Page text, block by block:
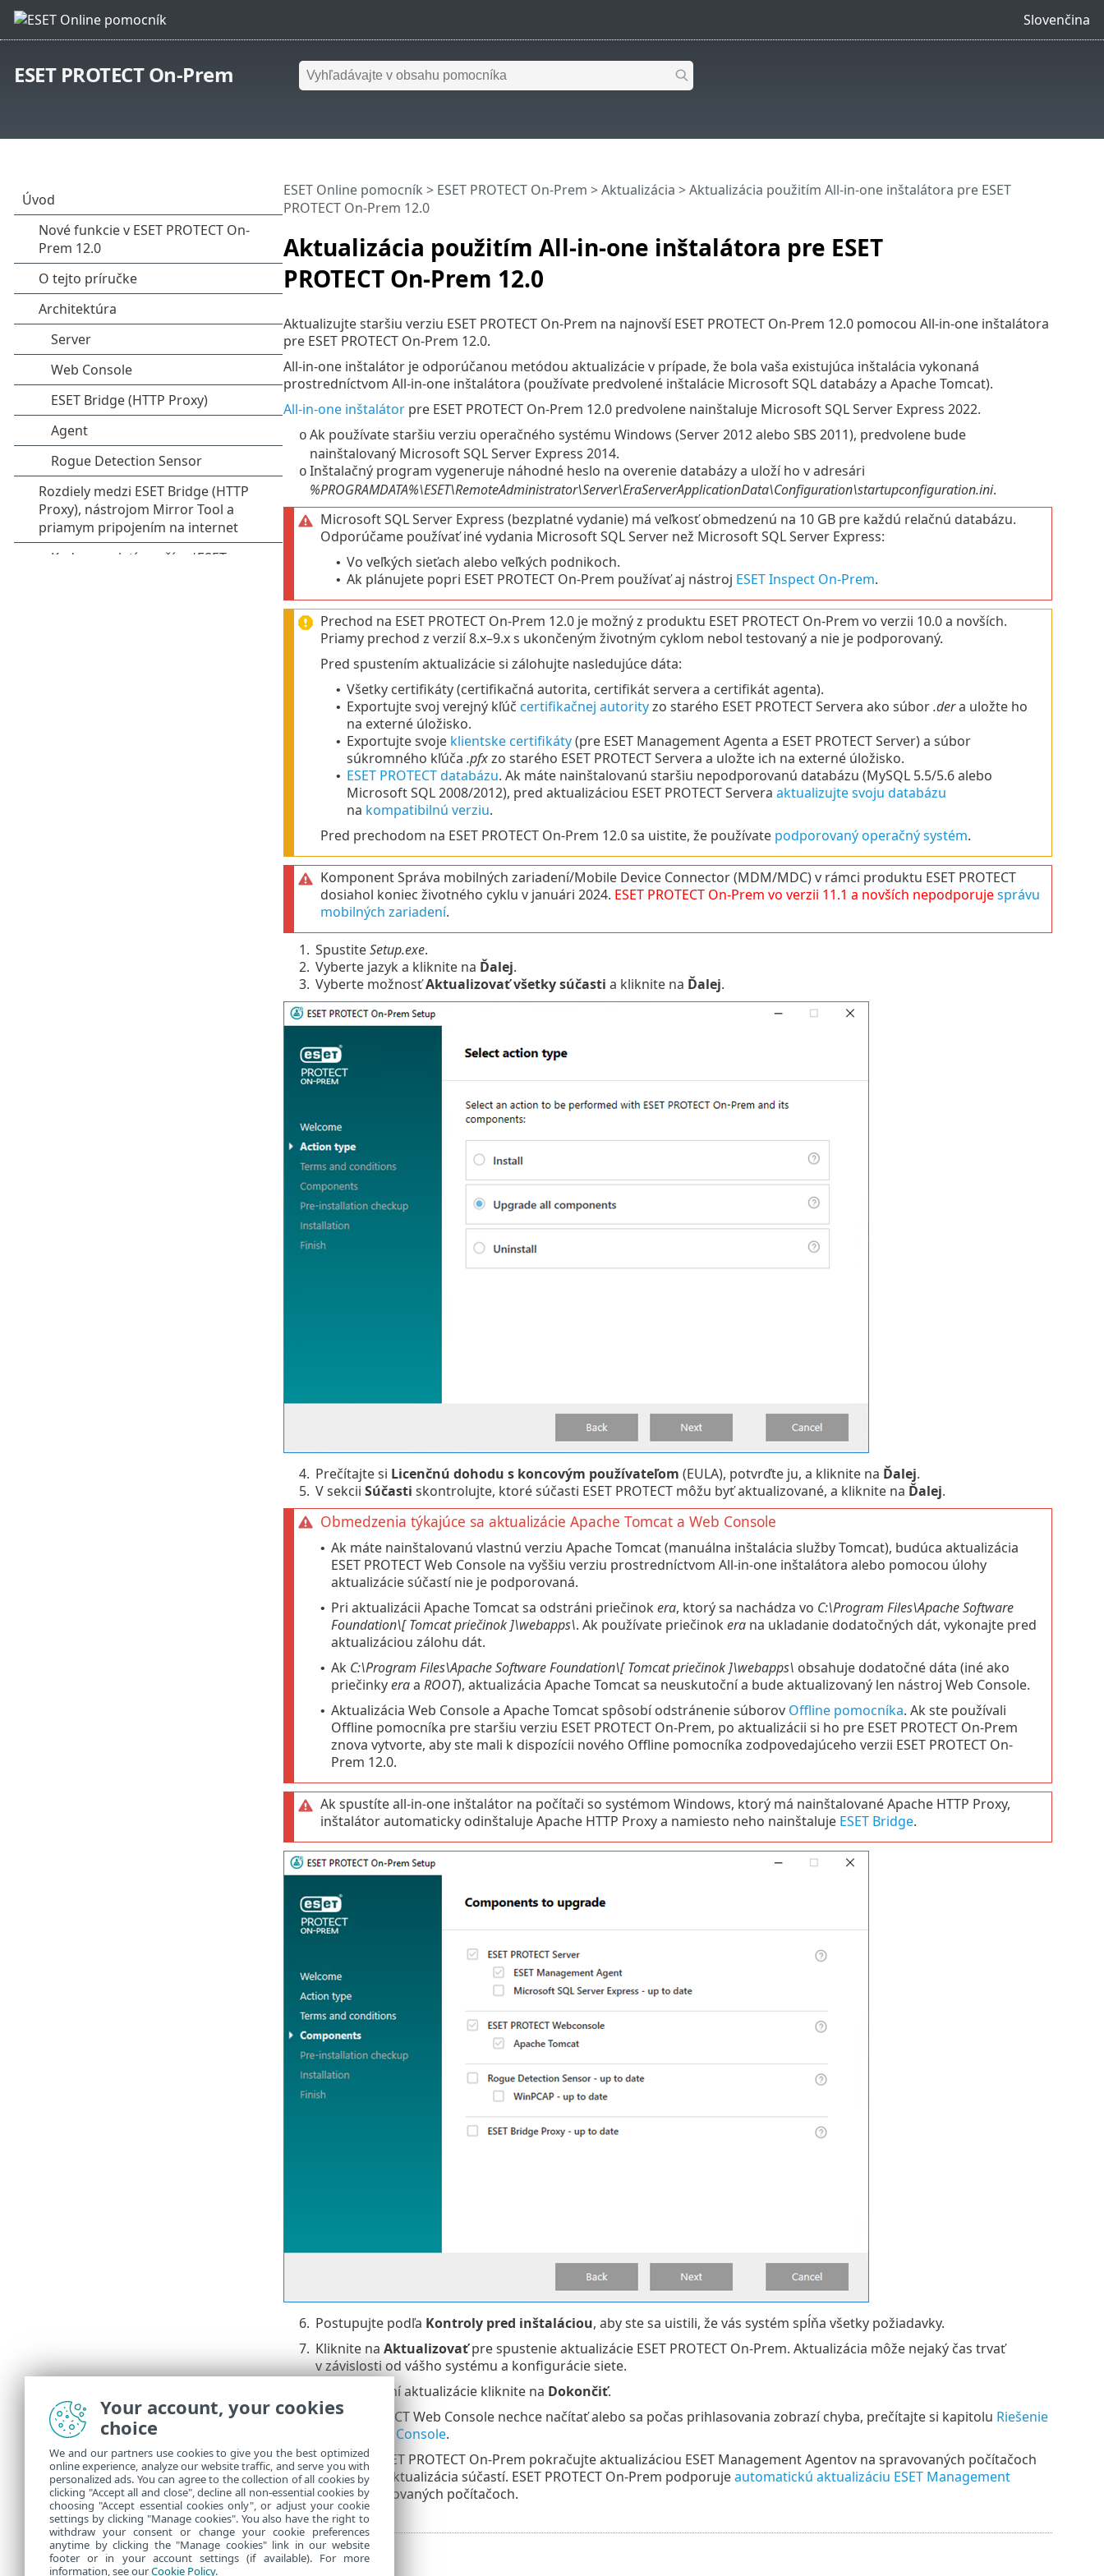
Slovenčina
ESET PROTECT On-Prem
Aktualizácia použitím All-in-one inštalátora pre ESET
PROTECT On-Prem 12.0
ESET Online pomocník > ESET PROTECT On-Prem >Aktualizácia > Aktualizácia použitím All-in-one inštalátora pre ESET
PROTECT On-Prem 12.0
Aktualizujte staršiu verziu ESET PROTECT On-Prem na najnovší ESET PROTECT On-Prem 12.0 pomocou All-in-one inštalátora
pre ESET PROTECT On-Prem 12.0.
All-in-one inštalátor je odporúčanou metódou aktualizácie v prípade, že bola vaša existujúca inštalácia vykonaná
prostredníctvom All-in-one inštalátora (používate predvolené inštalácie Microsoft SQL databázy a Apache Tomcat).
All‑in‑one inštalátorpre ESET PROTECT On-Prem 12.0 predvolene nainštaluje Microsoft SQL Server Express 2022.
o Ak používate staršiu verziu operačného systému Windows (Server 2012 alebo SBS 2011), predvolene bude
nainštalovaný Microsoft SQL Server Express 2014.
o Inštalačný program vygeneruje náhodné heslo na overenie databázy a uloží ho v adresári
%PROGRAMDATA%\ESET\RemoteAdministrator\Server\EraServerApplicationData\Configuration\startupconfiguration.ini.
Microsoft SQL Server Express (bezplatné vydanie) má veľkosť obmedzenú na 10 GB pre každú relačnú databázu.
Odporúčame používať iné vydania Microsoft SQL Server než Microsoft SQL Server Express:
• Vo veľkých sieťach alebo veľkých podnikoch.
• Ak plánujete popri ESET PROTECT On-Prem používať aj nástroj ESET Inspect On-Prem.
Prechod na ESET PROTECT On-Prem 12.0 je možný z produktu ESET PROTECT On-Prem vo verzii 10.0 a novších.
Priamy prechod z verzií 8.x–9.x s ukončeným životným cyklom nebol testovaný a nie je podporovaný.
Pred spustením aktualizácie si zálohujte nasledujúce dáta:
• Všetky certifikáty (certifikačná autorita, certifikát servera a certifikát agenta).
• Exportujte svoj verejný kľúč certifikačnej autorityzo starého ESET PROTECT Servera ako súbor.dera uložte ho
na externé úložisko.
• Exportujte svoje klientske certifikáty(pre ESET Management Agenta a ESET PROTECT Server) a súbor
súkromného kľúča .pfxzo starého ESET PROTECT Servera a uložte ich na externé úložisko.
• ESET PROTECT databázu. Ak máte nainštalovanú staršiu nepodporovanú databázu (MySQL 5.5/5.6 alebo
Microsoft SQL 2008/2012), pred aktualizáciou ESET PROTECT Servera aktualizujte svoju databázu
na kompatibilnú verziu.
Pred prechodom na ESET PROTECT On-Prem 12.0 sa uistite, že používate podporovaný operačný systém.
Komponent Správa mobilných zariadení/Mobile Device Connector (MDM/MDC) v rámci produktu ESET PROTECT
dosiahol koniec životného cyklu v januári 2024. ESET PROTECT On-Prem vo verzii 11.1 a novších nepodporujesprávu
mobilných zariadení.
1. SpustiteSetup.exe.
2. Vyberte jazyk a kliknite na Ďalej.
3. Vyberte možnosťAktualizovať všetky súčasti a kliknite na Ďalej.
4. Prečítajte si Licenčnú dohodu s koncovým používateľom (EULA), potvrďte ju, a kliknite na Ďalej.
5. V sekcii Súčasti skontrolujte, ktoré súčasti ESET PROTECT môžu byť aktualizované, a kliknite na Ďalej.
Obmedzenia týkajúce sa aktualizácie Apache Tomcat a Web Console
• Ak máte nainštalovanú vlastnú verziu Apache Tomcat (manuálna inštalácia služby Tomcat), budúca aktualizácia
ESET PROTECT Web Console na vyššiu verziu prostredníctvom All-in-one inštalátora alebo pomocou úlohy
aktualizácie súčastí nie je podporovaná.
• Pri aktualizácii Apache Tomcat sa odstráni priečinok era, ktorý sa nachádza vo C:\Program Files\Apache Software
Foundation\[ Tomcatpriečinok ]\webapps\. Ak používate priečinok erana ukladanie dodatočných dát, vykonajte pred
aktualizáciou zálohu dát.
• Ak C:\Program Files\Apache Software Foundation\[ Tomcatpriečinok ]\webapps\ obsahuje dodatočné dáta (iné ako
priečinkyeraa ROOT), aktualizácia Apache Tomcat sa neuskutoční a bude aktualizovaný len nástroj Web Console.
• Aktualizácia Web Console a Apache Tomcat spôsobí odstránenie súborov Offline pomocníka. Ak ste používali
Offline pomocníka pre staršiu verziu ESET PROTECT On-Prem, po aktualizácii si ho pre ESET PROTECT On-Prem
znova vytvorte, aby ste mali k dispozícii nového Offline pomocníka zodpovedajúceho verzii ESET PROTECT On-
Prem 12.0.
Ak spustíte all-in-one inštalátor na počítači so systémom Windows, ktorý má nainštalované Apache HTTP Proxy,
inštalátor automaticky odinštaluje Apache HTTP Proxy a namiesto neho nainštaluje ESET Bridge.
6. Postupujte podľa Kontroly pred inštaláciou, aby ste sa uistili, že vás systém spĺňa všetky požiadavky.
7. Kliknite na Aktualizovaťpre spustenie aktualizácie ESET PROTECT On-Prem. Aktualizácia môže nejaký čas trvať
v závislosti od vášho systému a konfigurácie siete.
Po dokončení aktualizácie kliknite na Dokončiť.
Ak sa ESET PROTECT Web Console nechce načítať alebo sa počas prihlasovania zobrazí chyba, prečítajte si kapitolu Riešenie
problémov s Web Console.
Po aktualizácii ESET PROTECT On-Prem pokračujte aktualizáciou ESET Management Agentov na spravovaných počítačoch
pomocou úlohy Aktualizácia súčastí. ESET PROTECT On-Prem podporujeautomatickú aktualizáciu ESET Management
Agentovna spravovaných počítačoch.
Your account, your cookies
choice
We and our partners use cookies to give you the best optimized
online experience, analyze our website traffic, and serve you with
personalized ads. You can agree to the collection of all cookies by
clicking "Accept all and close", decline all non-essential cookies by
choosing "Accept essential cookies only", or adjust your cookie
settings by clicking "Manage cookies". You also have the right to
withdraw your consent or change your cookie preferences
anytime by clicking the "Manage cookies" link in our website
footer or in your account settings (if available). For more
information, see ourCookie Policy.